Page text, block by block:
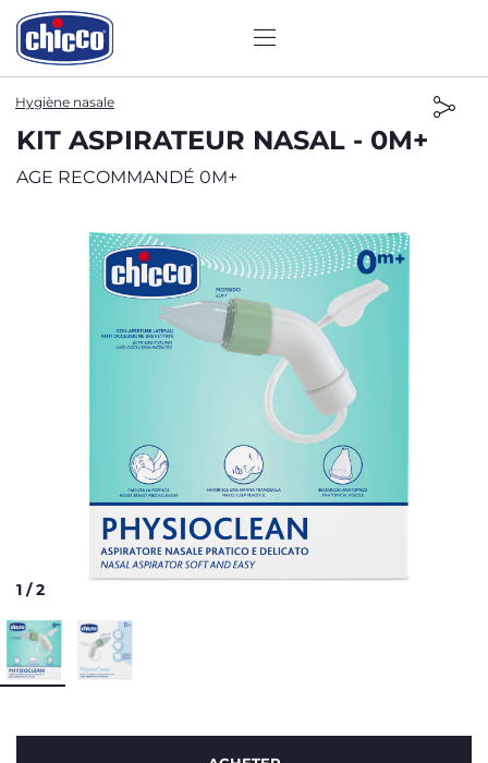
Hygiène nasale
KIT ASPIRATEUR NASAL - 0M+
AGE RECOMMANDÉ 0M+
1 /2